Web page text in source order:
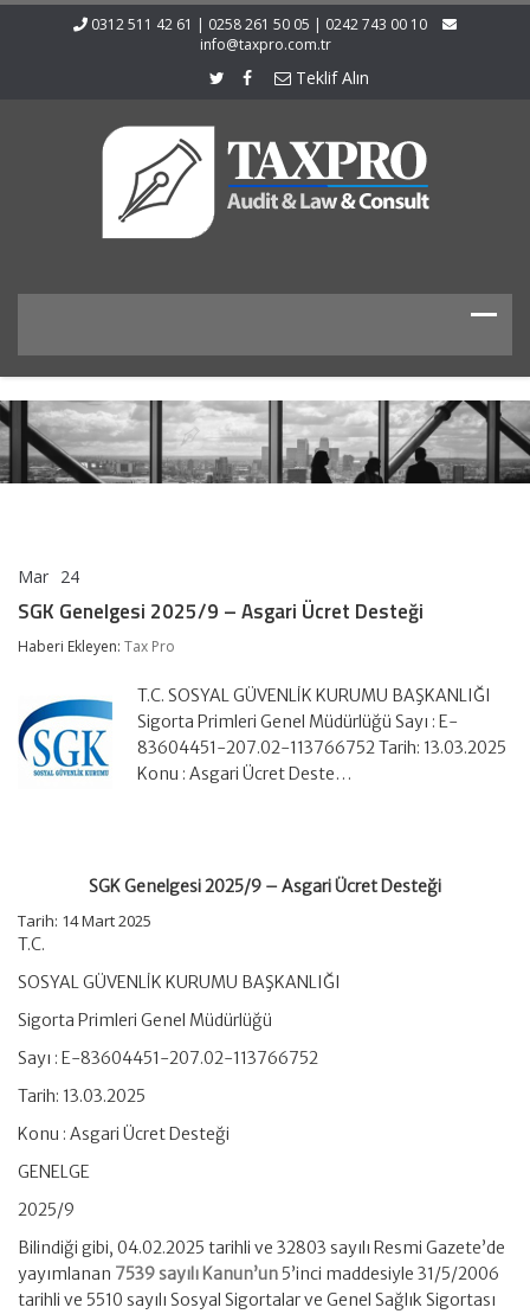
0312 511 42 61 | 0258 261 50 05 | 0242 743 00 10
info@taxpro.com.tr
Teklif Alın
Mar 24
2025/9
Asgari
Desteği
için
SGK Genelgesi 2025/9 – Asgari Ücret Desteği
Haberi Ekleyen: Tax Pro
T.C. SOSYAL GÜVENLİK KURUMU BAŞKANLIĞI
Sigorta Primleri Genel Müdürlüğü Sayı : E-
83604451-207.02-113766752 Tarih: 13.03.2025
Konu : Asgari Ücret Deste…
SGK Genelgesi 2025/9 – Asgari Ücret Desteği
Tarih: 14 Mart 2025
T.C.
SOSYAL GÜVENLİK KURUMU BAŞKANLIĞI
Sigorta Primleri Genel Müdürlüğü
Sayı : E-83604451-207.02-113766752
Tarih: 13.03.2025
Konu : Asgari Ücret Desteği
GENELGE
2025/9
Bilindiği gibi, 04.02.2025 tarihli ve 32803 sayılı Resmi Gazete’de
yayımlanan 7539 sayılı Kanun’un 5’inci maddesiyle 31/5/2006
tarihli ve 5510 sayılı Sosyal Sigortalar ve Genel Sağlık Sigortası